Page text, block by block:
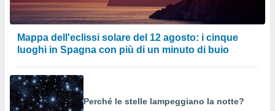
Mappa dell'eclissi solare del 12 agosto: i cinque
luoghi in Spagna con più di un minuto di buio
Perché le stelle lampeggiano la notte?